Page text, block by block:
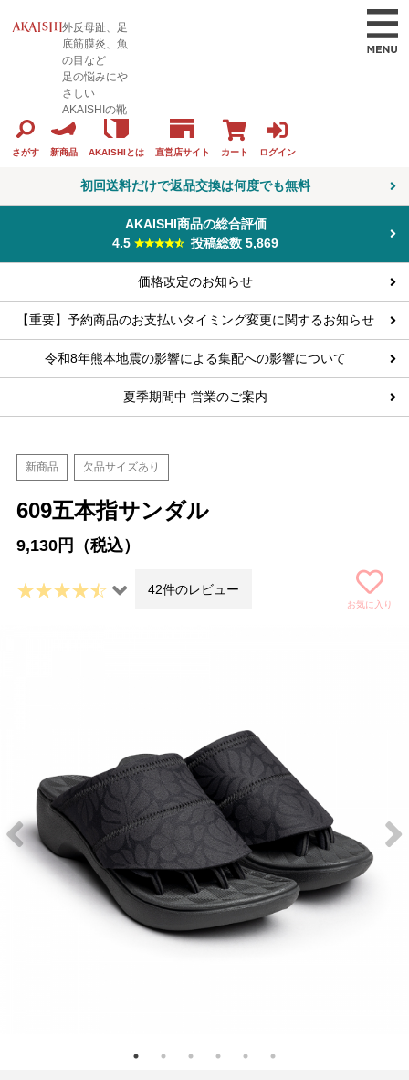
外反母趾、足
底筋膜炎、魚
の目など
足の悩みにや
さしい
AKAISHIの靴
さがす 新商品 AKAISHIとは 直営店サイト カート ログイン
初回送料だけで返品交換は何度でも無料
AKAISHI商品の総合評価
4.5
投稿総数 5,869
価格改定のお知らせ
【重要】予約商品のお支払いタイミング変更に関するお知らせ
令和8年熊本地震の影響による集配への影響について
夏季期間中 営業のご案内
新商品 欠品サイズあり
609五本指サンダル
9,130円（税込）
42件のレビュー
お気に入り